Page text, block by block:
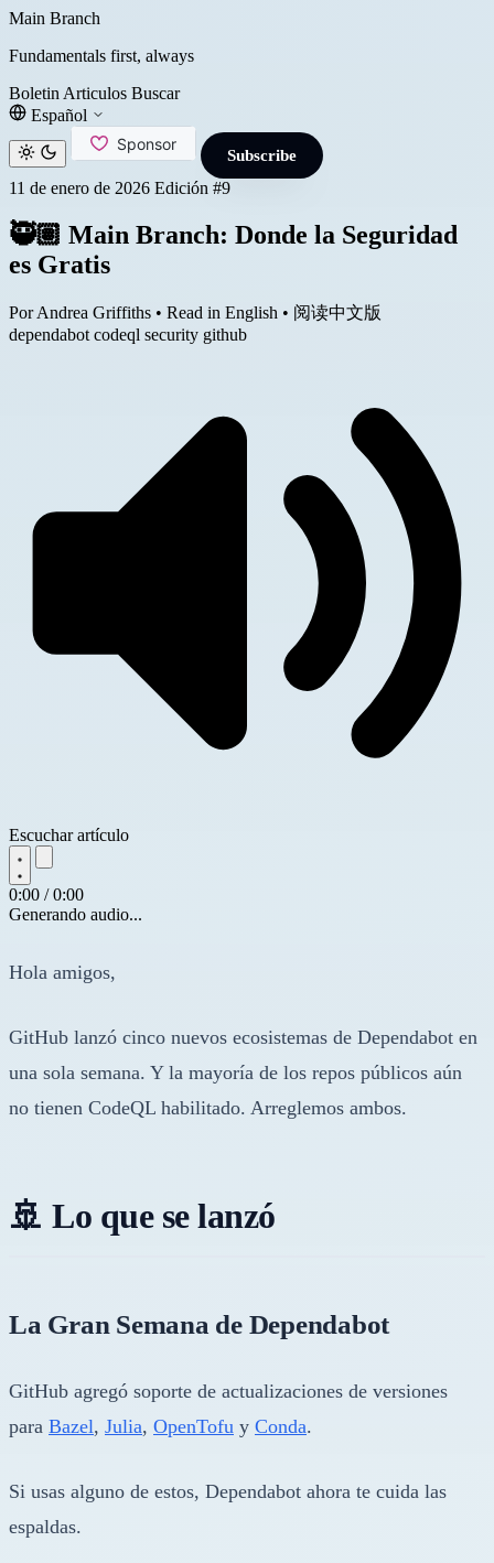
Main Branch
Fundamentals first, always
Boletin Articulos Buscar
Español
Subscribe
11 de enero de 2026 Edición #9
🥷🏽 Main Branch: Donde la Seguridad
es Gratis
Por Andrea Griffiths • Read in English • 阅读中文版
dependabot codeql security github
Escuchar artículo
0:00 / 0:00
Generando audio...
Hola amigos,
GitHub lanzó cinco nuevos ecosistemas de Dependabot en
una sola semana. Y la mayoría de los repos públicos aún
no tienen CodeQL habilitado. Arreglemos ambos.
🚢 Lo que se lanzó
La Gran Semana de Dependabot
GitHub agregó soporte de actualizaciones de versiones
para Bazel, Julia, OpenTofu y Conda.
Si usas alguno de estos, Dependabot ahora te cuida las
espaldas.